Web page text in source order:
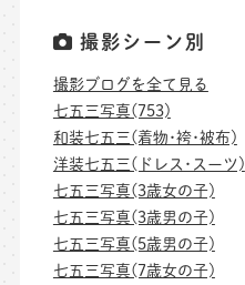
撮影シーン別
撮影ブログを全て見る
七五三写真(753)
和装七五三(着物･袴･被布)
洋装七五三(ドレス･スーツ)
七五三写真(3歳女の子)
七五三写真(3歳男の子)
七五三写真(5歳男の子)
七五三写真(7歳女の子)